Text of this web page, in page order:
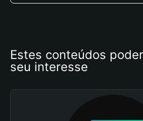
Estes conteúdos
seu interesse